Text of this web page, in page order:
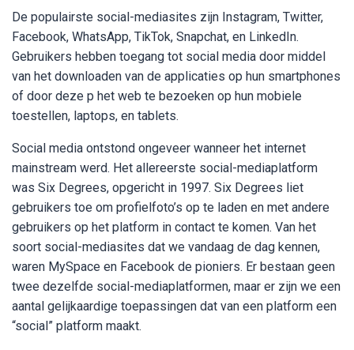
De populairste social-mediasites zijn Instagram, Twitter,
Facebook, WhatsApp, TikTok, Snapchat, en LinkedIn.
Gebruikers hebben toegang tot social media door middel
van het downloaden van de applicaties op hun smartphones
of door deze p het web te bezoeken op hun mobiele
toestellen, laptops, en tablets.
Social media ontstond ongeveer wanneer het internet
mainstream werd. Het allereerste social-mediaplatform
was Six Degrees, opgericht in 1997. Six Degrees liet
gebruikers toe om profielfoto’s op te laden en met andere
gebruikers op het platform in contact te komen. Van het
soort social-mediasites dat we vandaag de dag kennen,
waren MySpace en Facebook de pioniers. Er bestaan geen
twee dezelfde social-mediaplatformen, maar er zijn we een
aantal gelijkaardige toepassingen dat van een platform een
“social” platform maakt.